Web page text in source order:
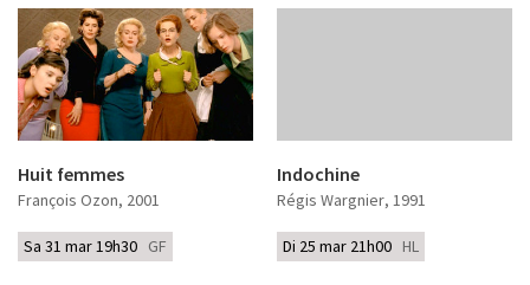
Huit femmes
François Ozon, 2001
Sa 31 mar 19h30 GF
Indochine
Régis Wargnier, 1991
Di 25 mar 21h00 HL